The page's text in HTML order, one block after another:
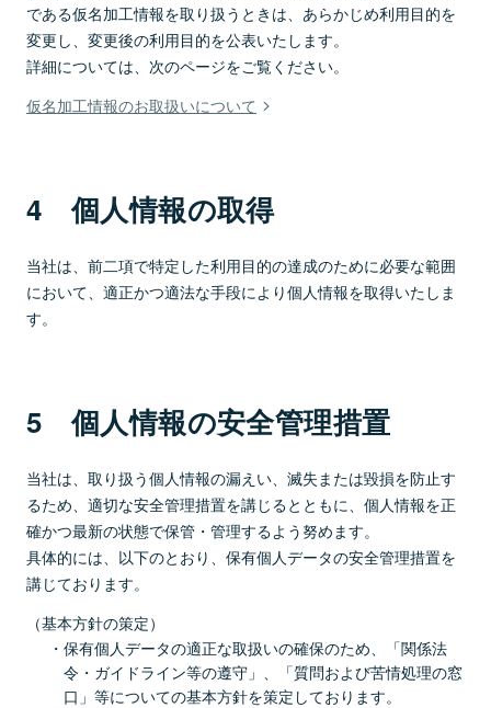
である仮名加工情報を取り扱うときは、あらかじめ利用目的を
変更し、変更後の利用目的を公表いたします。
詳細については、次のページをご覧ください。
仮名加工情報のお取扱いについて
4 個人情報の取得
当社は、前二項で特定した利用目的の達成のために必要な範囲
において、適正かつ適法な手段により個人情報を取得いたしま
す。
5 個人情報の安全管理措置
当社は、取り扱う個人情報の漏えい、滅失または毀損を防止す
るため、適切な安全管理措置を講じるとともに、個人情報を正
確かつ最新の状態で保管・管理するよう努めます。
具体的には、以下のとおり、保有個人データの安全管理措置を
講じております。
（基本方針の策定）
保有個人データの適正な取扱いの確保のため、「関係法
令・ガイドライン等の遵守」、「質問および苦情処理の窓
口」等についての基本方針を策定しております。